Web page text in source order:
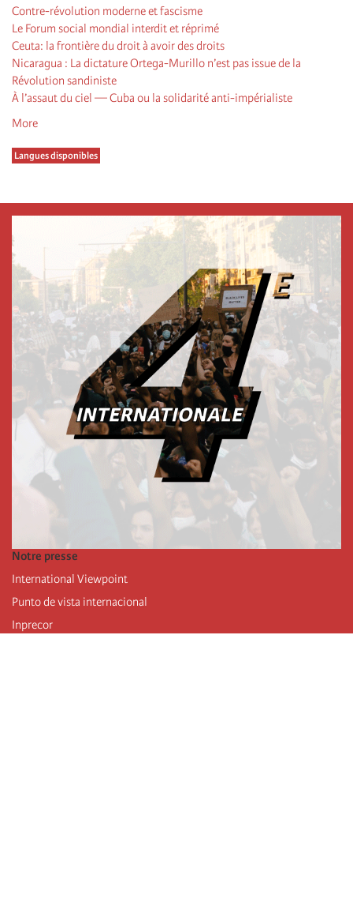
Contre-révolution moderne et fascisme
Le Forum social mondial interdit et réprimé
Ceuta: la frontière du droit à avoir des droits
Nicaragua : La dictature Ortega-Murillo n’est pas issue de la
Révolution sandiniste
À l’assaut du ciel — Cuba ou la solidarité anti-impérialiste
More
Langues disponibles
Notre presse
International Viewpoint
Punto de vista internacional
Inprecor